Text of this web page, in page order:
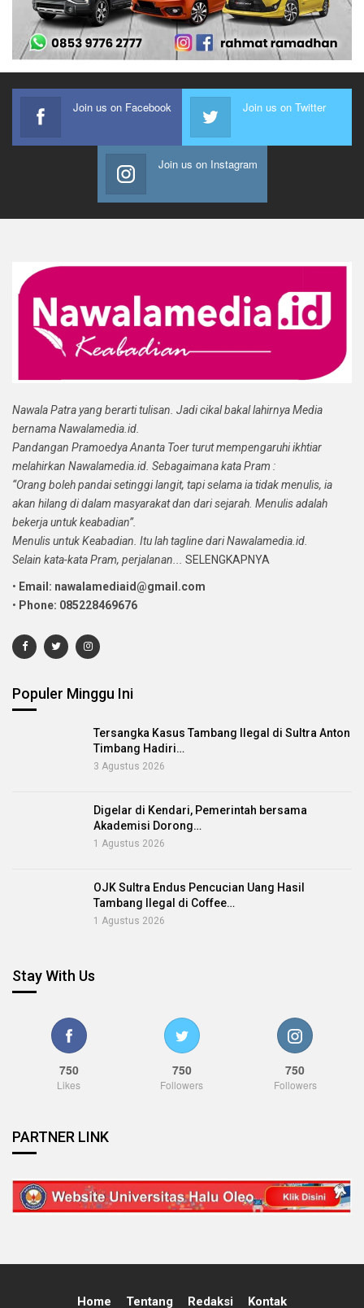
Join us on Facebook Join us on Twitter
Join us on Instagram
Nawala Patra yang berarti tulisan. Jadi cikal bakal lahirnya Media
bernama Nawalamedia.id.
Pandangan Pramoedya Ananta Toer turut mempengaruhi ikhtiar
melahirkan Nawalamedia.id. Sebagaimana kata Pram :
“Orang boleh pandai setinggi langit, tapi selama ia tidak menulis, ia
akan hilang di dalam masyarakat dan dari sejarah. Menulis adalah
bekerja untuk keabadian”.
Menulis untuk Keabadian. Itu lah tagline dari Nawalamedia.id.
Selain kata-kata Pram, perjalanan...
SELENGKAPNYA
• Email: nawalamediaid@gmail.com
• Phone: 085228469676
Populer Minggu Ini
Tersangka Kasus Tambang Ilegal di Sultra Anton
Timbang Hadiri…
3 Agustus 2026
Digelar di Kendari, Pemerintah bersama
Akademisi Dorong…
1 Agustus 2026
OJK Sultra Endus Pencucian Uang Hasil
Tambang Ilegal di Coffee…
1 Agustus 2026
Stay With Us
750
Likes
750
Followers
750
Followers
PARTNER LINK
Home Tentang Redaksi Kontak